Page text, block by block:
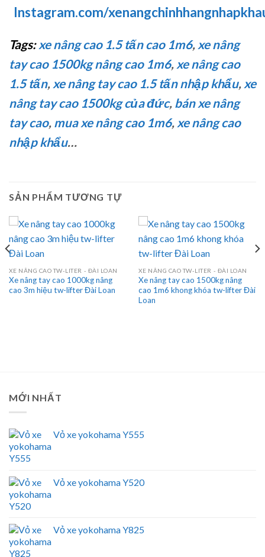
Instagram.com/
Tags: xe nâng cao 1.5 tấn cao 1m6, xe nâng
tay cao 1500kg nâng cao 1m6, xe nâng cao
1.5 tấn, xe nâng tay cao 1.5 tấn nhập khẩu, xe
nâng tay cao 1500kg của đức, bán xe nâng
tay cao, mua xe nâng cao 1m6, xe nâng cao
nhập khẩu…
SẢN PHẨM TƯƠNG TỰ
XE NÂNG CAO TW-LITER - ĐÀI LOAN
Xe nâng tay cao 1000kg nâng
cao 3m hiệu tw-lifter Đài Loan
XE NÂNG CAO TW-LITER - ĐÀI LOAN
Xe nâng tay cao 1500kg nâng
cao 1m6 khong khóa tw-lifter Đài
Loan
MỚI NHẤT
Vỏ xe yokohama Y555
Vỏ xe yokohama Y520
Vỏ xe yokohama Y825